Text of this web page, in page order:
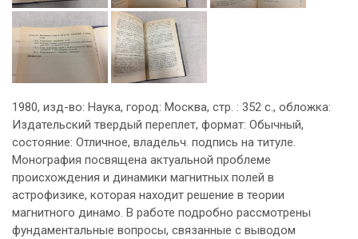
1980, изд-во: Наука, город: Москва, стр. : 352 с., обложка:
Издательский твердый переплет, формат: Обычный,
состояние: Отличное, владельч. подпись на титуле.
Монография посвящена актуальной проблеме
происхождения и динамики магнитных полей в
астрофизике, которая находит решение в теории
магнитного динамо. В работе подробно рассмотрены
фундаментальные вопросы, связанные с выводом